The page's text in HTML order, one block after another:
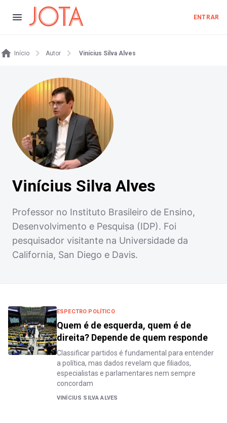
ENTRAR
Início Autor Vinícius Silva Alves
Vinícius Silva Alves
Professor no Instituto Brasileiro de Ensino,
Desenvolvimento e Pesquisa (IDP). Foi
pesquisador visitante na Universidade da
California, San Diego e Davis.
ESPECTRO POLÍTICO
Quem é de esquerda, quem é de
direita? Depende de quem responde
Classificar partidos é fundamental para entender
a política, mas dados revelam que filiados,
especialistas e parlamentares nem sempre
concordam
VINÍCIUS SILVA ALVES